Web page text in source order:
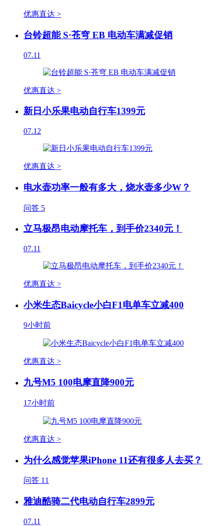
优惠直达 >
台铃超能 S·苍穹 EB 电动车满减促销
07.11
优惠直达 >
新日小乐果电动自行车1399元
07.12
优惠直达 >
电水壶功率一般有多大，烧水壶多少W？
问答 5
立马极昂电动摩托车，到手价2340元！
07.11
优惠直达 >
小米生态Baicycle小白F1电单车立减400
9小时前
优惠直达 >
九号M5 100电摩直降900元
17小时前
优惠直达 >
为什么感觉苹果iPhone 11还有很多人去买？
问答 11
雅迪酷骑二代电动自行车2899元
07.11